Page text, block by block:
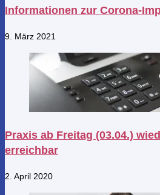
Informationen zur Corona-
9. März 2021
Praxis ab Freitag (03.04.)
erreichbar
2. April 2020